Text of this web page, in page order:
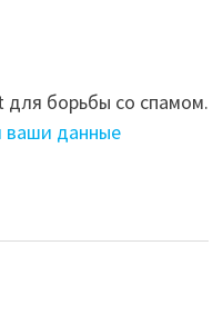
для борьбы со спамом.
ваши данные